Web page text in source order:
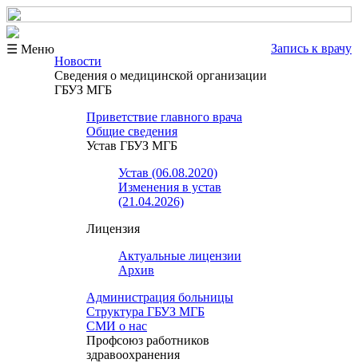
☰ Меню
Запись к врачу
Новости
Сведения о медицинской организации
ГБУЗ МГБ
Приветствие главного врача
Общие сведения
Устав ГБУЗ МГБ
Устав (06.08.2020)
Изменения в устав
(21.04.2026)
Лицензия
Актуальные лицензии
Архив
Администрация больницы
Структура ГБУЗ МГБ
СМИ о нас
Профсоюз работников
здравоохранения